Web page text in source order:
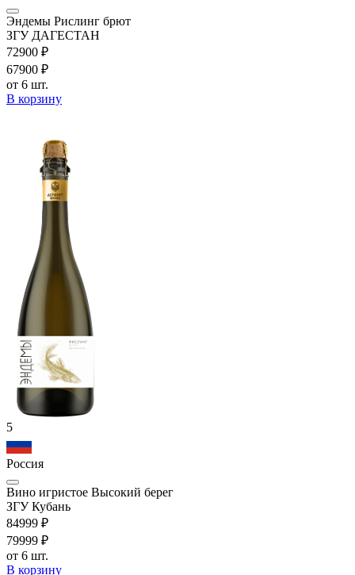
Эндемы Рислинг брют
ЗГУ ДАГЕСТАН
72900 ₽
67900 ₽
от 6 шт.
В корзину
5
Россия
Вино игристое Высокий берег
ЗГУ Кубань
84999 ₽
79999 ₽
от 6 шт.
В корзину